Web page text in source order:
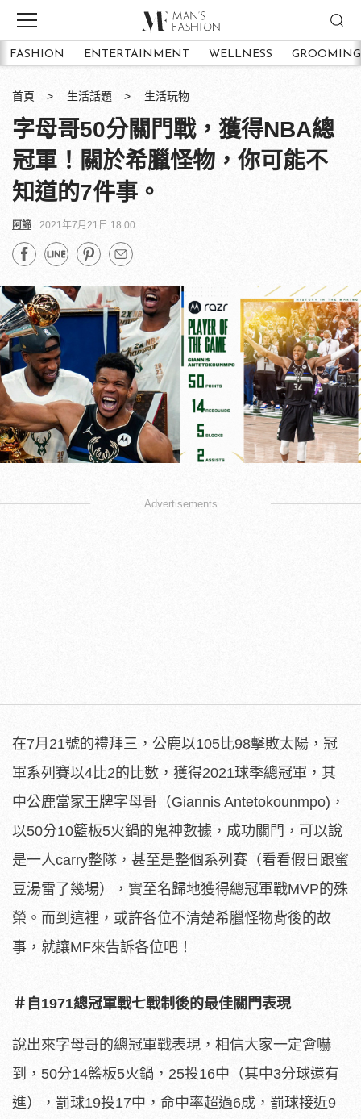
FASHION ENTERTAINMENT WELLNESS GROOMING
首頁 生活話題 生活玩物
字母哥50分關門戰，獲得NBA總
冠軍！關於希臘怪物，你可能不
知道的7件事。
阿諦 2021年7月21日 18:00
Advertisements
在7月21號的禮拜三，公鹿以105比98擊敗太陽，冠
軍系列賽以4比2的比數，獲得2021球季總冠軍，其
中公鹿當家王牌字母哥（Giannis Antetokounmpo)，
以50分10籃板5火鍋的鬼神數據，成功關門，可以說
是一人carry整隊，甚至是整個系列賽（看看假日跟蜜
豆湯雷了幾場），實至名歸地獲得總冠軍戰MVP的殊
榮。而到這裡，或許各位不清楚希臘怪物背後的故
事，就讓MF來告訴各位吧！
＃自1971總冠軍戰七戰制後的最佳關門表現
說出來字母哥的總冠軍戰表現，相信大家一定會嚇
到，50分14籃板5火鍋，25投16中（其中3分球還有
進），罰球19投17中，命中率超過6成，罰球接近9